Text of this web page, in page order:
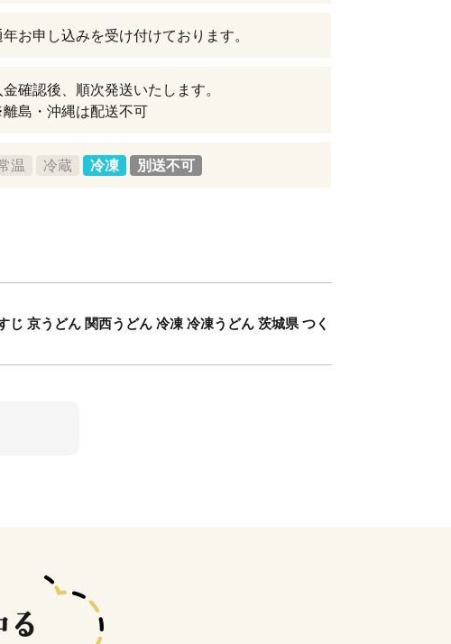
年お申し込みを受け付けております。
金確認後、順次発送いたします。
島・沖縄は配送不可
温 冷蔵 冷凍 別送不可
京うどん 関西うどん 冷凍 冷凍うどん 茨城県 つく